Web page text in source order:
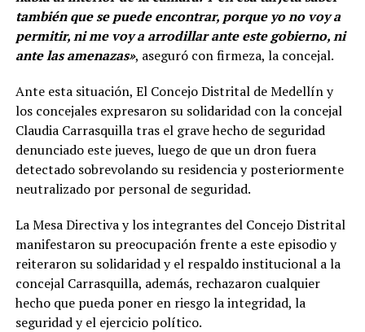
también que se puede encontrar, porque yo no voy a
permitir, ni me voy a arrodillar ante este gobierno, ni
ante las amenazas», aseguró con firmeza, la concejal.
Ante esta situación, El Concejo Distrital de Medellín y
los concejales expresaron su solidaridad con la concejal
Claudia Carrasquilla tras el grave hecho de seguridad
denunciado este jueves, luego de que un dron fuera
detectado sobrevolando su residencia y posteriormente
neutralizado por personal de seguridad.
La Mesa Directiva y los integrantes del Concejo Distrital
manifestaron su preocupación frente a este episodio y
reiteraron su solidaridad y el respaldo institucional a la
concejal Carrasquilla, además, rechazaron cualquier
hecho que pueda poner en riesgo la integridad, la
seguridad y el ejercicio político.